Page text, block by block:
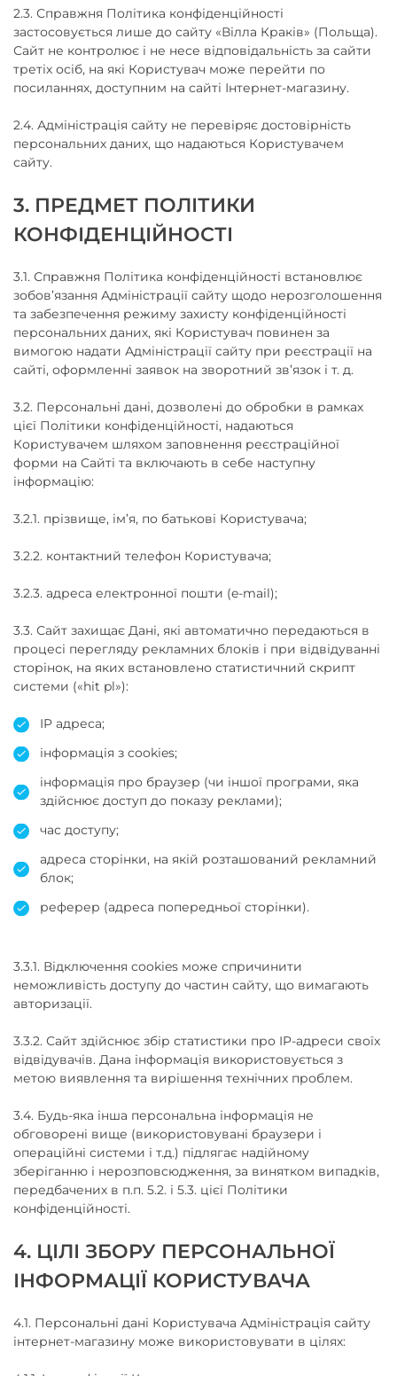
2.3. Справжня Політика конфіденційності
застосовується лише до сайту «Вілла Краків» (Польща).
Сайт не контролює і не несе відповідальність за сайти
третіх осіб, на які Користувач може перейти по
посиланнях, доступним на сайті Інтернет-магазину.
2.4. Адміністрація сайту не перевіряє достовірність
персональних даних, що надаються Користувачем
сайту.
3. ПРЕДМЕТ ПОЛІТИКИ
КОНФІДЕНЦІЙНОСТІ
3.1. Справжня Політика конфіденційності встановлює
зобов’язання Адміністрації сайту щодо нерозголошення
та забезпечення режиму захисту конфіденційності
персональних даних, які Користувач повинен за
вимогою надати Адміністрації сайту при реєстрації на
сайті, оформленні заявок на зворотний зв’язок і т. д.
3.2. Персональні дані, дозволені до обробки в рамках
цієї Політики конфіденційності, надаються
Користувачем шляхом заповнення реєстраційної
форми на Сайті та включають в себе наступну
інформацію:
3.2.1. прізвище, ім’я, по батькові Користувача;
3.2.2. контактний телефон Користувача;
3.2.3. адреса електронної пошти (e-mail);
3.3. Сайт захищає Дані, які автоматично передаються в
процесі перегляду рекламних блоків і при відвідуванні
сторінок, на яких встановлено статистичний скрипт
системи («hit pl»):
IP адреса;
інформація з cookies;
інформація про браузер (чи іншої програми, яка
здійснює доступ до показу реклами);
час доступу;
адреса сторінки, на якій розташований рекламний
блок;
реферер (адреса попередньої сторінки).
3.3.1. Відключення cookies може спричинити
неможливість доступу до частин сайту, що вимагають
авторизації.
3.3.2. Сайт здійснює збір статистики про IP-адреси своїх
відвідувачів. Дана інформація використовується з
метою виявлення та вирішення технічних проблем.
3.4. Будь-яка інша персональна інформація не
обговорені вище (використовувані браузери і
операційні системи і т.д.) підлягає надійному
зберіганню і нерозповсюдження, за винятком випадків,
передбачених в п.п. 5.2. і 5.3. цієї Політики
конфіденційності.
4. ЦІЛІ ЗБОРУ ПЕРСОНАЛЬНОЇ
ІНФОРМАЦІЇ КОРИСТУВАЧА
4.1. Персональні дані Користувача Адміністрація сайту
інтернет-магазину може використовувати в цілях: